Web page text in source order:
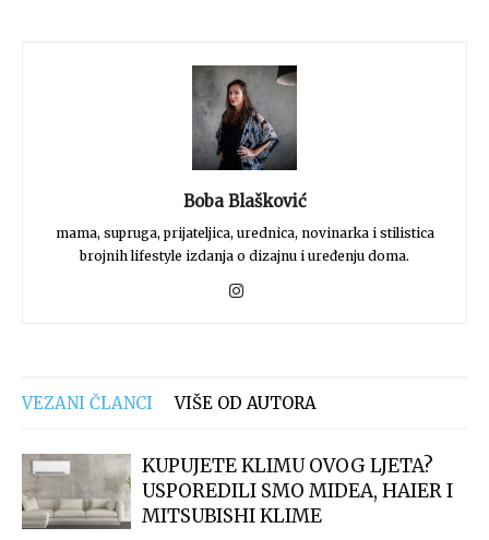
Boba Blašković
mama, supruga, prijateljica, urednica, novinarka i stilistica
brojnih lifestyle izdanja o dizajnu i uređenju doma.
VEZANI ČLANCI VIŠE OD AUTORA
KUPUJETE KLIMU OVOG LJETA?
USPOREDILI SMO MIDEA, HAIER I
MITSUBISHI KLIME